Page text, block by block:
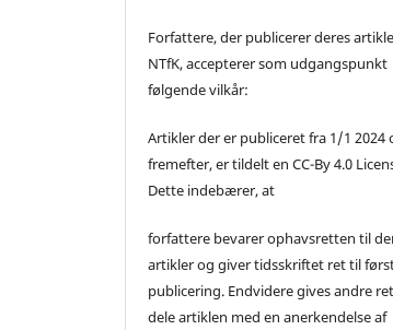
Forfattere, der publicerer deres
NTfK, accepterer som udgangspunkt
følgende vilkår:
Artikler der er publiceret fra 1/1 2024
fremefter, er tildelt en CC-By 4.0
Dette indebærer, at
forfattere bevarer ophavsretten til
artikler og giver tidsskriftet ret til
publicering. Endvidere gives andre
dele artiklen med en anerkendelse af